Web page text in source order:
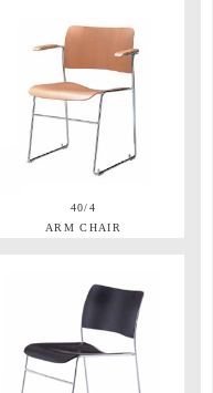
40/4
ARM CHAIR